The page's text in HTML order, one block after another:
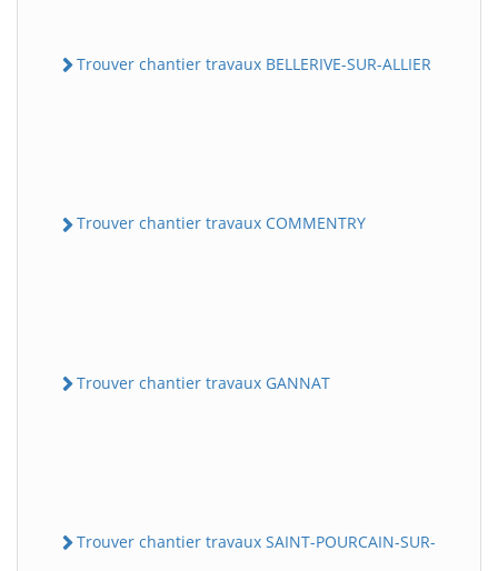
Trouver chantier travaux BELLERIVE-SUR-ALLIER
Trouver chantier travaux COMMENTRY
Trouver chantier travaux GANNAT
Trouver chantier travaux SAINT-POURCAIN-SUR-